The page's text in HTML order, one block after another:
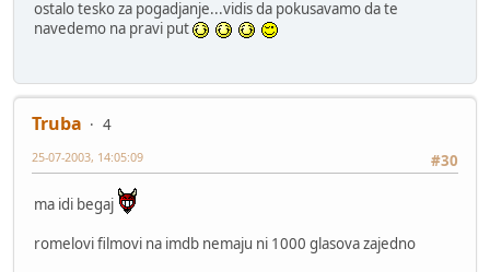
ostalo tesko za pogadjanje...vidis da pokusavamo da te
navedemo na pravi put
Truba
4
#30
25-07-2003, 14:05:09
ma idi begaj
romelovi filmovi na imdb nemaju ni 1000 glasova zajedno